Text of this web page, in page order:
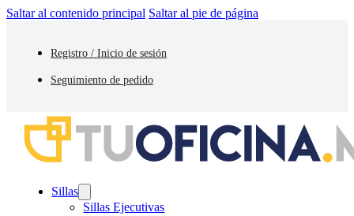
Saltar al contenido principal Saltar al pie de página
Registro / Inicio de sesión
Seguimiento de pedido
Sillas
Sillas Ejecutivas